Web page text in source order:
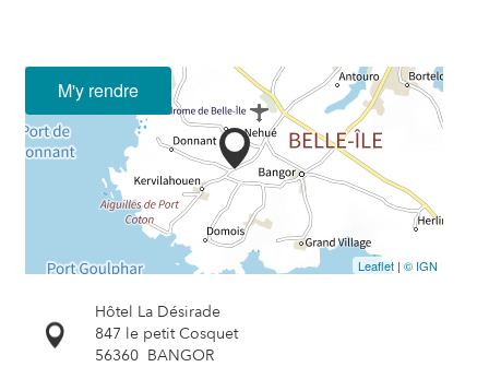
M'y rendre
Leaflet | © IGN
Hôtel La Désirade
847 le petit Cosquet
56360 BANGOR